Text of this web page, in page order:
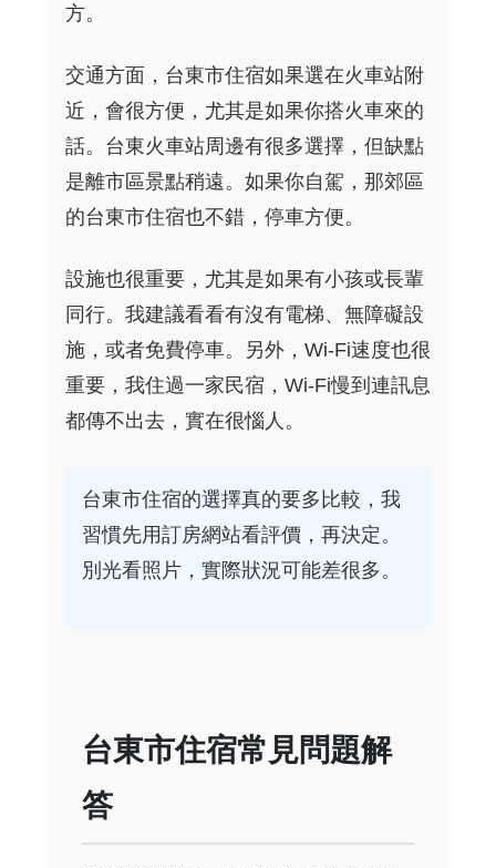
方。
交通方面，台東市住宿如果選在火車站附
近，會很方便，尤其是如果你搭火車來的
話。台東火車站周邊有很多選擇，但缺點
是離市區景點稍遠。如果你自駕，那郊區
的台東市住宿也不錯，停車方便。
設施也很重要，尤其是如果有小孩或長輩
同行。我建議看看有沒有電梯、無障礙設
施，或者免費停車。另外，Wi-Fi速度也很
重要，我住過一家民宿，Wi-Fi慢到連訊息
都傳不出去，實在很惱人。
台東市住宿的選擇真的要多比較，我
習慣先用訂房網站看評價，再決定。
別光看照片，實際狀況可能差很多。
台東市住宿常見問題解
答